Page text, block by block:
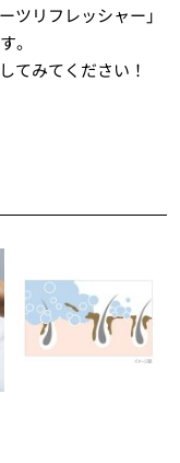
ツリフレッシャー」
。
てみてください！